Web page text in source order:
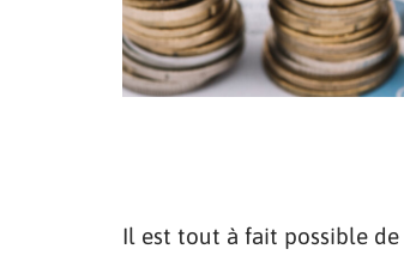
Il est tout à fait possible de